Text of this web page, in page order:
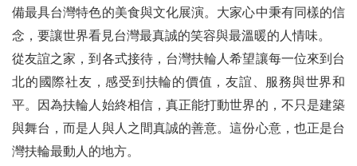
備最具台灣特色的美食與文化展演。大家心中秉有同樣的信
念，要讓世界看見台灣最真誠的笑容與最溫暖的人情味。
從友誼之家，到各式接待，台灣扶輪人希望讓每一位來到台
北的國際社友，感受到扶輪的價值，友誼、服務與世界和
平。因為扶輪人始終相信，真正能打動世界的，不只是建築
與舞台，而是人與人之間真誠的善意。這份心意，也正是台
灣扶輪最動人的地方。